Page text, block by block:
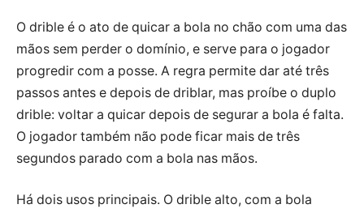
O drible é o ato de quicar a bola no chão com uma das
mãos sem perder o domínio, e serve para o jogador
progredir com a posse. A regra permite dar até três
passos antes e depois de driblar, mas proíbe o duplo
drible: voltar a quicar depois de segurar a bola é falta.
O jogador também não pode ficar mais de três
segundos parado com a bola nas mãos.
Há dois usos principais. O drible alto, com a bola